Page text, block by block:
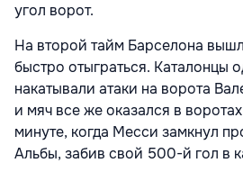
угол ворот.
На второй тайм Барселона
быстро отыграться. Каталонцы
накатывали атаки на ворота
и мяч все же оказался в
минуте, когда Месси замкнул
Альбы, забив свой 500-й гол в